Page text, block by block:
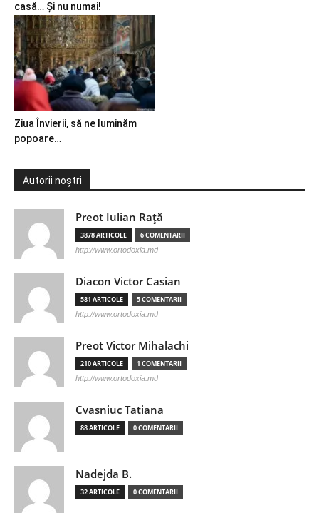
casă… Și nu numai!
Ziua Învierii, să ne luminăm
popoare…
Autorii noștri
Preot Iulian Raţă
3878 ARTICOLE 6 COMENTARII
http://www.ortodoxia.md
Diacon Victor Casian
581 ARTICOLE 5 COMENTARII
http://www.ortodoxia.md
Preot Victor Mihalachi
210 ARTICOLE 1 COMENTARII
http://www.ortodoxia.md
Cvasniuc Tatiana
88 ARTICOLE 0 COMENTARII
Nadejda B.
32 ARTICOLE 0 COMENTARII